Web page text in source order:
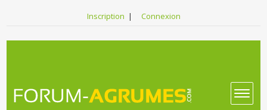
Inscription | Connexion